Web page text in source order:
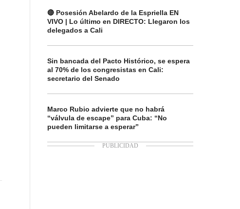
🔴 Posesión Abelardo de la Espriella EN
VIVO | Lo último en DIRECTO: Llegaron los
delegados a Cali
Sin bancada del Pacto Histórico, se espera
al 70% de los congresistas en Cali:
secretario del Senado
Marco Rubio advierte que no habrá
“válvula de escape” para Cuba: “No
pueden limitarse a esperar”